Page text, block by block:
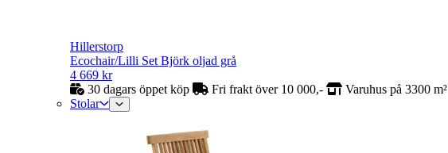
Hillerstorp
Ecochair/Lilli Set Björk oljad grå
4 669 kr
30 dagars öppet köp
Fri frakt över 10 000,- Varuhus på 3300 m²
Stolar